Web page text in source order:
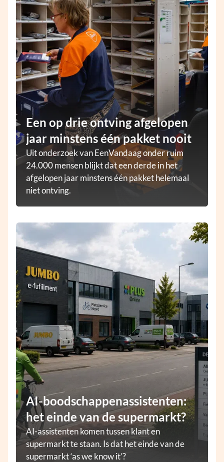
AI-boodschappenassistenten:
het einde van de supermarkt?
AI-assistenten komen tussen klant en
supermarkt te staan. Is dat het einde van de
supermarkt ‘as we know it’?
Een op drie ontving afgelopen
jaar minstens één pakket nooit
Uit onderzoek van EenVandaag onder ruim
24.000 mensen blijkt dat een derde in het
afgelopen jaar minstens één pakket helemaal
niet ontving.